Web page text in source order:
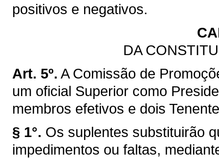
positivos e negativos.
DA
Art. 5º. A Comissão de
um oficial Superior como
membros efetivos e dois
§ 1°. Os suplentes substituirão
impedimentos ou faltas,